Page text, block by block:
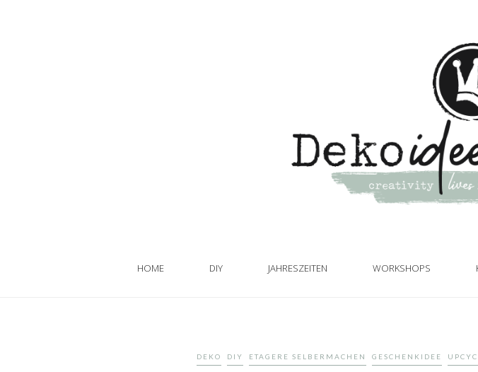
HOME DIY JAHRESZEITEN WORKSHOPS
DEKO DIY ETAGERE SELBERMACHEN GESCHENKIDEE